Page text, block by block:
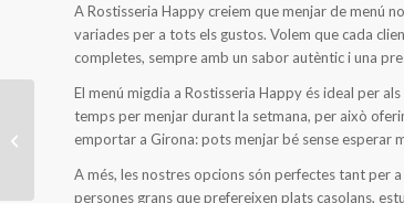
A Rostisseria Happy creiem que menjar de menú
variades per a tots els gustos. Volem que cada
completes, sempre amb un sabor autèntic i una
El menú migdia a Rostisseria Happy és ideal per
temps per menjar durant la setmana, per això
emportar a Girona: pots menjar bé sense esperar
A més, les nostres opcions són perfectes tant per
persones grans que prefereixen plats casolans,
Risotto de bolets i
parmesà: un plat
cremós, gustós i
perfecte per empor...